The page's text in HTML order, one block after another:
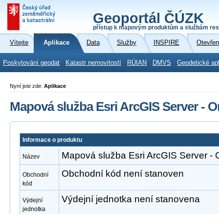
Geoportál ČÚZK
přístup k mapovým produktům a službám
Vítejte Aplikace Data Služby INSPIRE
Poskytování geodat Katastr nemovitostí RÚIAN DMVS Geodetické
Nyní jste zde: Aplikace
Mapová služba Esri ArcGIS Server -
Informace o produktu
Název Mapová služba Esri ArcGIS Server -
Obchodní
kód
Obchodní kód není stanoven
Výdejní
jednotka
Výdejní jednotka není stanovena